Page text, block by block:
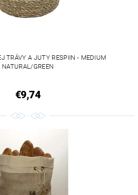
TRÁVY A JUTY RESPIIN - MEDIUM
NATURAL/GREEN
€9,74